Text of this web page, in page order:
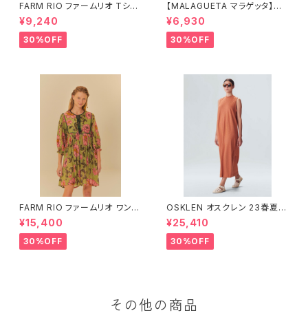
FARM RIO ファームリオ Tシャ
ツ HOHOHO
¥9,240
30%OFF
【MALAGUETA マラゲッタ】カ
ンガ TROPICAL
¥6,930
30%OFF
FARM RIO ファームリオ ワンピ
ース Aurora Floral
¥15,400
30%OFF
OSKLEN オスクレン 23春夏
ワンピース 1088-67330
¥25,410
30%OFF
その他の商品